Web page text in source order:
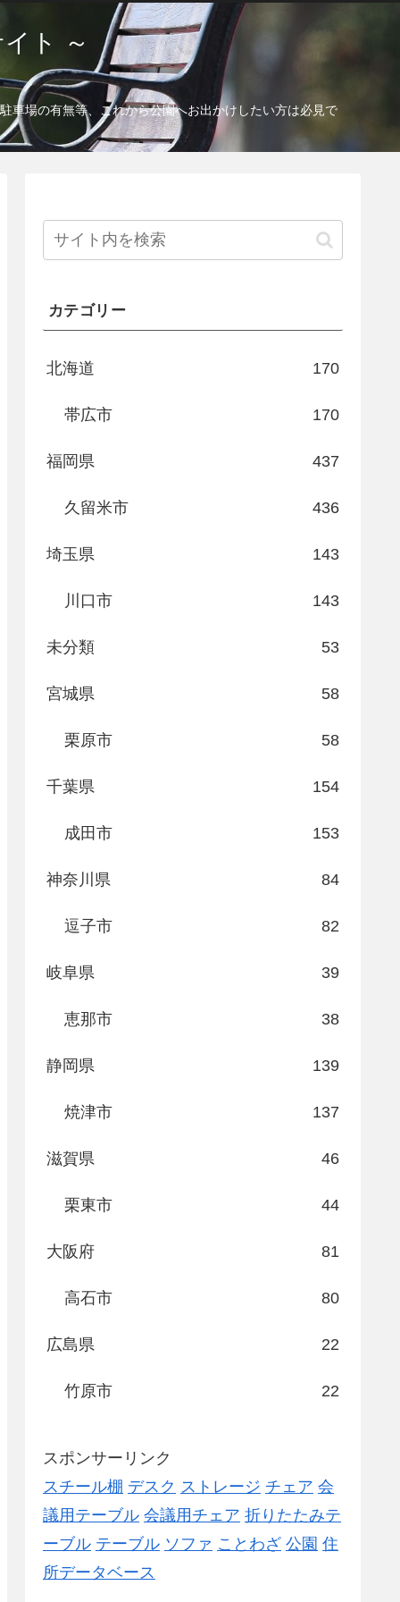
ト ～
車場の有無等、これから公園へお出かけしたい方は必見で
カテゴリー
北海道 170
帯広市 170
福岡県 437
久留米市 436
埼玉県 143
川口市 143
未分類 53
宮城県 58
栗原市 58
千葉県 154
成田市 153
神奈川県 84
逗子市 82
岐阜県 39
恵那市 38
静岡県 139
焼津市 137
滋賀県 46
栗東市 44
大阪府 81
高石市 80
広島県 22
竹原市 22
スポンサーリンク
スチール棚 デスク ストレージ チェア 会
議用テーブル 会議用チェア 折りたたみテ
ーブル テーブル ソファ ことわざ 公園 住
所データベース